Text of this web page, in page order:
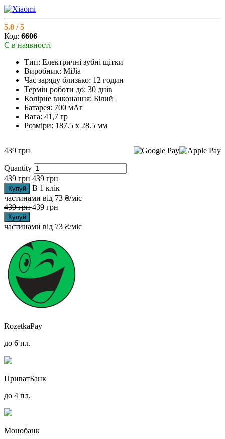
5.0 / 5
Код: 6606
Є в наявності
Тип: Електричні зубні щітки
Виробник: MiJia
Час заряду близько: 12 годин
Термін роботи до: 30 днів
Колірне виконання: Білий
Батарея: 700 мАг
Вага: 41,7 гр
Розміри: 187.5 x 28.5 мм
439 грн
Quantity
439грн 439 грн
Купуй
В 1 клік
частинами від 73 ₴/міс
439грн 439 грн
Купуй
частинами від 73 ₴/міс
RozetkaPay
до 6 пл.
ПриватБанк
до 4 пл.
Монобанк